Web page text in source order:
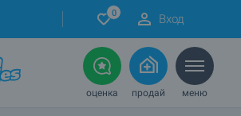
0 Вход
оценка продай меню